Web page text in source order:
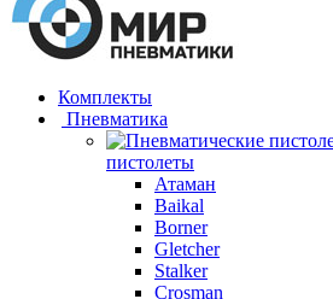
Комплекты
Пневматика
пистолеты
Атаман
Baikal
Borner
Gletcher
Stalker
Crosman